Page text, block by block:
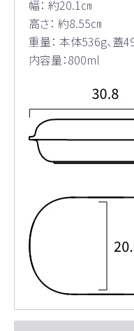
幅： 約20.1㎝
高さ： 約8.55㎝
重量： 本体536g、
内容量：800ml